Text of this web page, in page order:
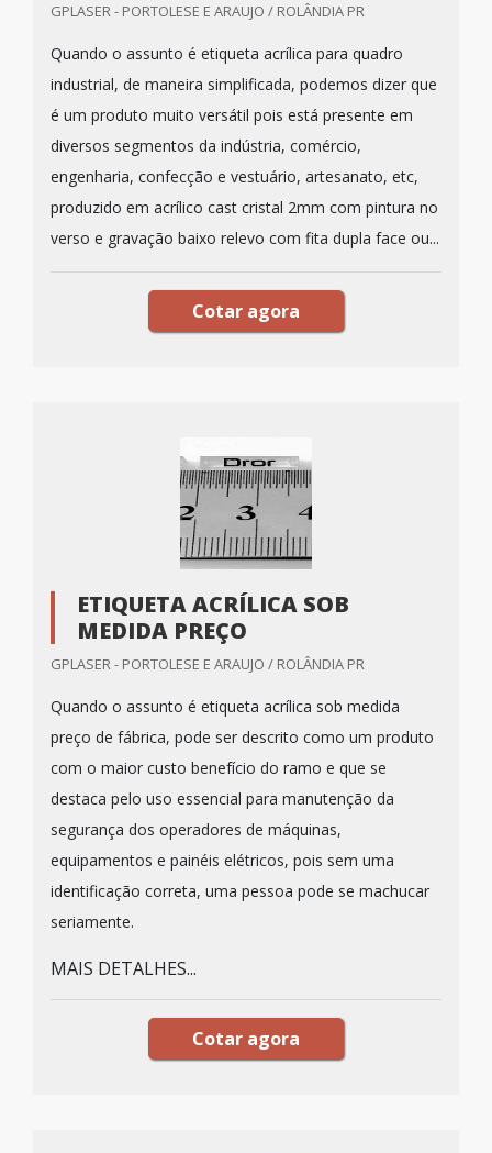
GPLASER - PORTOLESE E ARAUJO / ROLÂNDIA PR
Quando o assunto é etiqueta acrílica para quadro
industrial, de maneira simplificada, podemos dizer que
é um produto muito versátil pois está presente em
diversos segmentos da indústria, comércio,
engenharia, confecção e vestuário, artesanato, etc,
produzido em acrílico cast cristal 2mm com pintura no
verso e gravação baixo relevo com fita dupla face ou...
Cotar agora
ETIQUETA ACRÍLICA SOB
MEDIDA PREÇO
GPLASER - PORTOLESE E ARAUJO / ROLÂNDIA PR
Quando o assunto é etiqueta acrílica sob medida
preço de fábrica, pode ser descrito como um produto
com o maior custo benefício do ramo e que se
destaca pelo uso essencial para manutenção da
segurança dos operadores de máquinas,
equipamentos e painéis elétricos, pois sem uma
identificação correta, uma pessoa pode se machucar
seriamente.
MAIS DETALHES...
Cotar agora